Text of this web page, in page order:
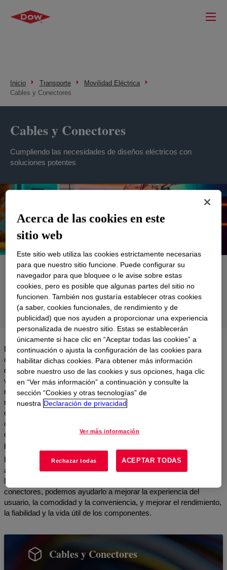
Inicio Transporte
Movilidad Eléctrica
Cables y Conectores
Cables y Conectores
Cumpliendo las necesidades de diseños eléctricos con
soluciones potentes
Aplicaciones
Productos
Soporte
Las soluciones del fabricante de cables de Dow respaldan los
cables eléctricos y los conectores de cable cruciales para el
diseño automotriz moderno. A medida que los vehículos se
vuelven más inteligentes, más intuitivos y más eléctricos,
necesitarán más componentes internos para respaldar estas
nuevas capacidades. Los conectores de silicona de Dow, que
convierten el voltaje, optimizan la comunicación o permiten una
carga más rápida, permiten diseños más pequeños y
complicados, y nuestros modificadores de impacto pueden
proporcionar la resistencia necesaria para desempeñarse.
La colaboración es clave para avanzar en el futuro del diseño
automotriz. Con el conocimiento combinado de la industria de
Dow y nuestra cartera de soluciones comprobadas para cables y
conectores, podemos ayudarlo a mejorar la experiencia del
usuario, la comodidad y la conveniencia, y mejorar el rendimiento,
la fiabilidad y la vida útil de los componentes.
Cables y Conectores
Acerca de las cookies en este
sitio web
Este sitio web utiliza las cookies estrictamente necesarias
para que nuestro sitio funcione. Puede configurar su
navegador para que bloquee o le avise sobre estas
cookies, pero es posible que algunas partes del sitio no
funcionen. También nos gustaría establecer otras cookies
(a saber, cookies funcionales, de rendimiento y de
publicidad) que nos ayuden a proporcionar una experiencia
personalizada de nuestro sitio. Estas se establecerán
únicamente si hace clic en “Aceptar todas las cookies” a
continuación o ajusta la configuración de las cookies para
habilitar dichas cookies. Para obtener más información
sobre nuestro uso de las cookies y sus opciones, haga clic
en “Ver más información” a continuación y consulte la
sección “Cookies y otras tecnologías” de
nuestra Declaración de privacidad
Ver más información
Rechazar todas ACEPTAR TODAS